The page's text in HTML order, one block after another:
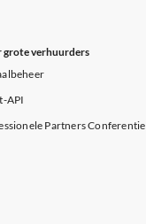
grote verhuurders
API
Partners Conferentie